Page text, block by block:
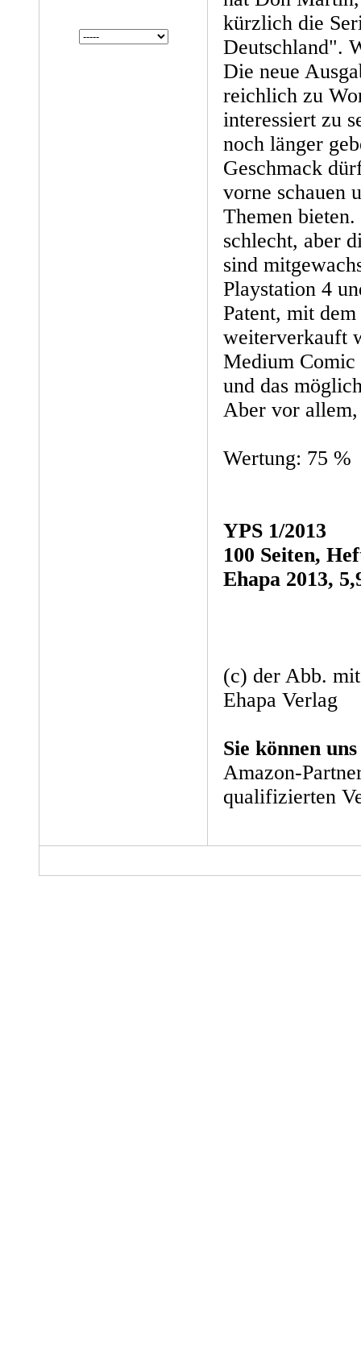
kürzlich die
Deutschland".
Die neue
reichlich zu
interessiert zu
noch länger
Geschmack
vorne schauen
Themen
schlecht, aber
sind
Playstation 4
Patent, mit
weiterverkauft
Medium Comic
und das
Aber vor
Wertung: 75 %
YPS 1/2013
100 Seiten,
Ehapa 2013,
(c) der Abb.
Ehapa Verlag
Sie können
Amazon-
qualifizierten